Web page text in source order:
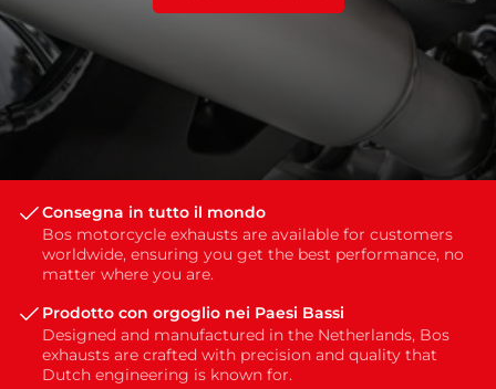
Consegna in tutto il mondo
Bos motorcycle exhausts are available for customers
worldwide, ensuring you get the best performance, no
matter where you are.
Prodotto con orgoglio nei Paesi Bassi
Designed and manufactured in the Netherlands, Bos
exhausts are crafted with precision and quality that
Dutch engineering is known for.